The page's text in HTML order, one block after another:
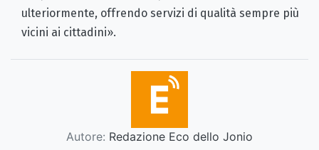
ulteriormente, offrendo servizi di qualità sempre più
vicini ai cittadini».
Autore: Redazione Eco dello Jonio